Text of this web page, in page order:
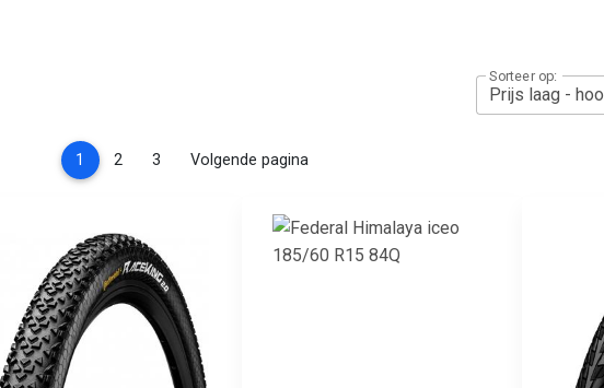
Sorteer op:
1 (current)
2 3 Volgende pagina